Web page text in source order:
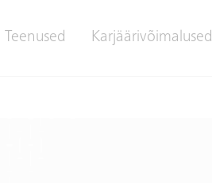
Teenused Karjäärivõimalused